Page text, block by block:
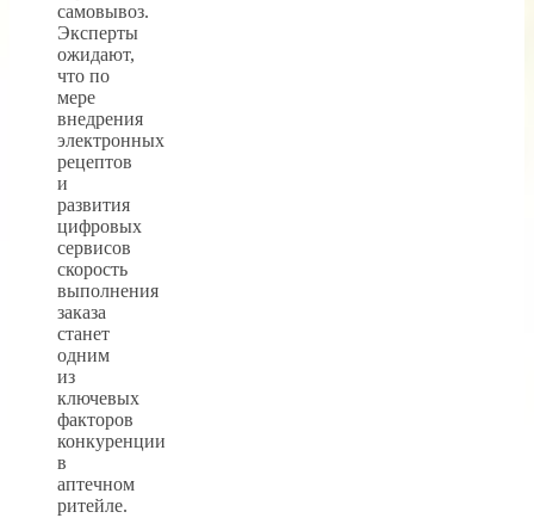
самовывоз.
Эксперты
ожидают,
что по
мере
внедрения
электронных
рецептов
и
развития
цифровых
сервисов
скорость
выполнения
заказа
станет
одним
из
ключевых
факторов
конкуренции
в
аптечном
ритейле.